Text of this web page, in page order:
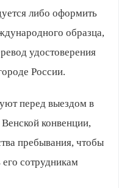
либо оформить
образца,
удостоверения
России.
перед выездом в
конвенции,
пребывания, чтобы
сотрудникам